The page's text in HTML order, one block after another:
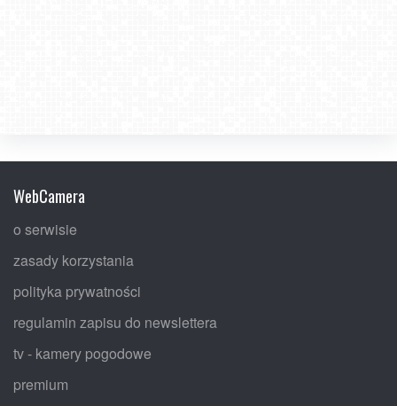
WebCamera
o serwisie
zasady korzystania
polityka prywatności
regulamin zapisu do newslettera
tv - kamery pogodowe
premium